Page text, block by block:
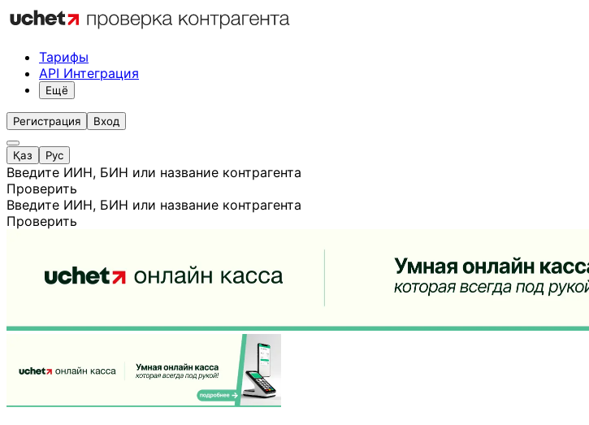
Тарифы
API Интеграция
Ещё
Регистрация Вход
Қаз Рус
Введите ИИН, БИН или название контрагента
Проверить
Введите ИИН, БИН или название контрагента
Проверить